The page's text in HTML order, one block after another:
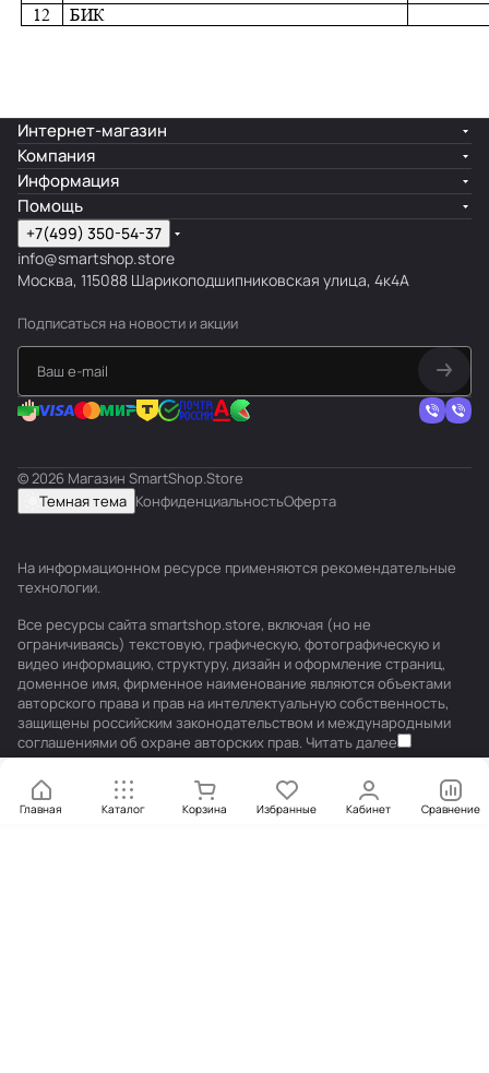
Главная Каталог Корзина Избранные Кабинет Сравнение
Интернет-магазин
Компания
Информация
Помощь
+7(499) 350-54-37
info@smartshop.store
Москва, 115088 Шарикоподшипниковская улица, 4к4А
Подписаться на новости и акции
© 2026 Магазин SmartShop.Store
Темная тема КонфиденциальностьОферта
На информационном ресурсе применяются рекомендательные
технологии.
Все ресурсы сайта smartshop.store, включая (но не
ограничиваясь) текстовую, графическую, фотографическую и
видео информацию, структуру, дизайн и оформление страниц,
доменное имя, фирменное наименование являются объектами
авторского права и прав на интеллектуальную собственность,
защищены российским законодательством и международными
соглашениями об охране авторских прав. Читать далее